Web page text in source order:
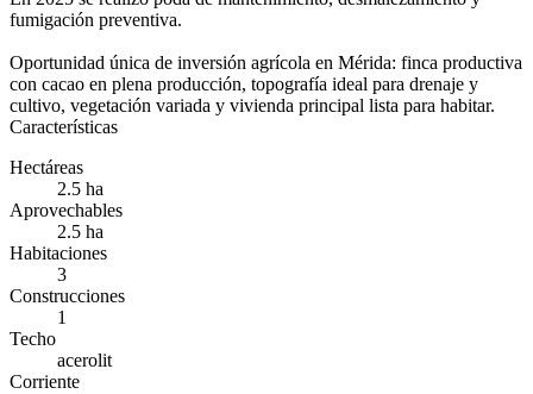
fumigación preventiva.
Oportunidad única de inversión agrícola en Mérida: finca productiva
con cacao en plena producción, topografía ideal para drenaje y
cultivo, vegetación variada y vivienda principal lista para habitar.
Características
Hectáreas
2.5 ha
Aprovechables
2.5 ha
Habitaciones
3
Construcciones
1
Techo
acerolit
Corriente